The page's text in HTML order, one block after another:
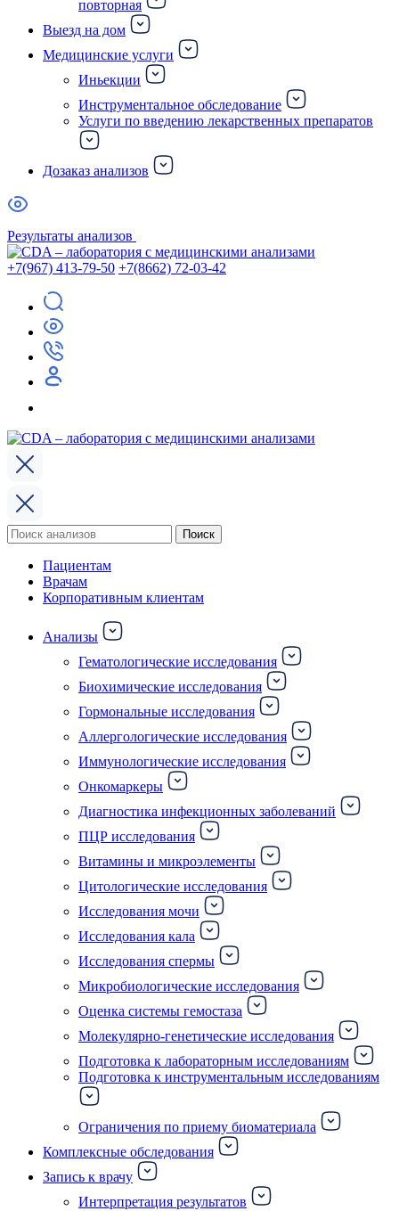
повторная
Выезд на дом
Медицинские услуги
Иньекции
Инструментальное обследование
Услуги по введению лекарственных препаратов
Дозаказ анализов
Результаты анализов
+7(967) 413-79-50 +7(8662) 72-03-42
Поиск
по:
Поиск
Пациентам
Врачам
Корпоративным клиентам
Анализы
Гематологические исследования
Биохимические исследования
Гормональные исследования
Аллергологические исследования
Иммунологические исследования
Онкомаркеры
Диагностика инфекционных заболеваний
ПЦР исследования
Витамины и микроэлементы
Цитологические исследования
Исследования мочи
Исследования кала
Исследования спермы
Микробиологические исследования
Оценка системы гемостаза
Молекулярно-генетические исследования
Подготовка к лабораторным исследованиям
Подготовка к инструментальным исследованиям
Ограничения по приему биоматериала
Комплексные обследования
Запись к врачу
Интерпретация результатов